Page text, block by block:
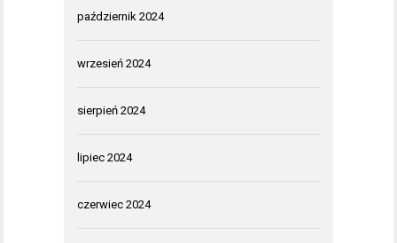
październik 2024
wrzesień 2024
sierpień 2024
lipiec 2024
czerwiec 2024